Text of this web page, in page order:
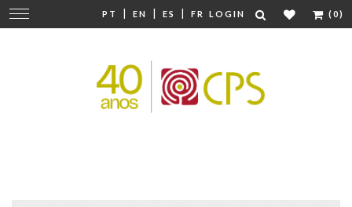
PT | EN | ES | FR LOGIN (0)
Change
navigation